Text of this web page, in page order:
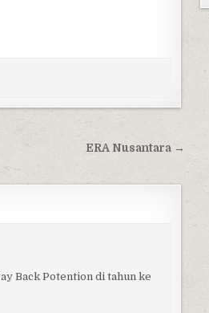
ERA Nusantara →
Back Potention di tahun ke